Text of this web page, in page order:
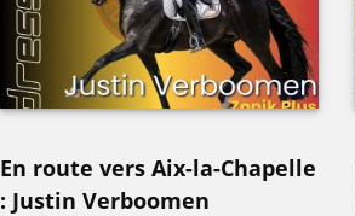
En route vers Aix-la-Chapelle
: Justin Verboomen